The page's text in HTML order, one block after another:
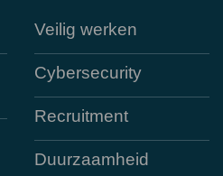
Veilig werken
Cybersecurity
Recruitment
Duurzaamheid